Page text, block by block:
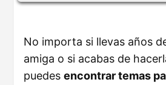
No importa si llevas años
amiga o si acabas de
puedes encontrar temas